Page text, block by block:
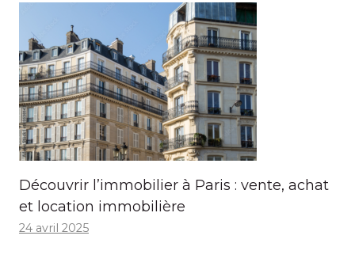
Découvrir l’immobilier à Paris : vente, achat
et location immobilière
24 avril 2025